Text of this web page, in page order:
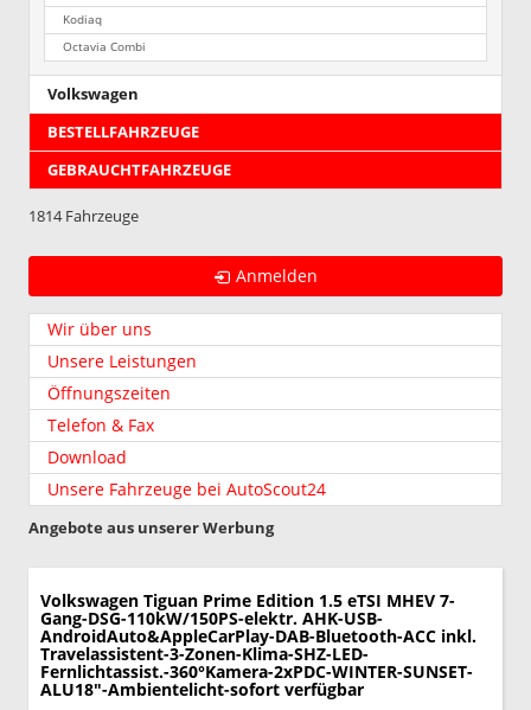
Kodiaq
Octavia Combi
Volkswagen
BESTELLFAHRZEUGE
GEBRAUCHTFAHRZEUGE
1814 Fahrzeuge
Anmelden
Wir über uns
Unsere Leistungen
Öffnungszeiten
Telefon & Fax
Download
Unsere Fahrzeuge bei AutoScout24
Angebote aus unserer Werbung
Volkswagen Tiguan Prime Edition 1.5 eTSI MHEV 7-
Gang-DSG-110kW/150PS-elektr. AHK-USB-
AndroidAuto&AppleCarPlay-DAB-Bluetooth-ACC inkl.
Travelassistent-3-Zonen-Klima-SHZ-LED-
Fernlichtassist.-360°Kamera-2xPDC-WINTER-SUNSET-
ALU18"-Ambientelicht-sofort verfügbar